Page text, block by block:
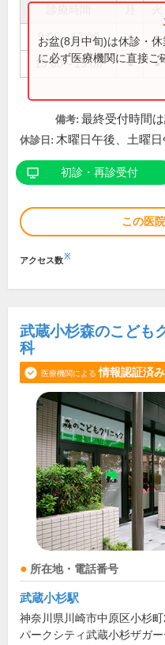
9:00～13:00 ● ●
15:00～19:00 ● ●
お盆(8月中旬)は休診・
に必ず医療機関に直接ご
備考: 最終受付時間
休診日: 木曜日午後、土曜
初診・再診受付
この医
アクセス数※
武蔵小杉森のこども
科
医療機関による 情報認証済み
所在地・電話番号
武蔵小杉駅
神奈川県川崎市中原区小杉
パークシティ武蔵小杉ザガ